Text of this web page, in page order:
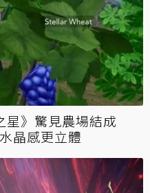
星》驚見農場結成
晶感更立體